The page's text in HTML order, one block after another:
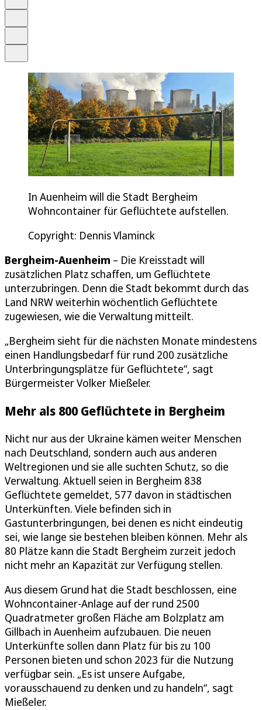
In Auenheim will die Stadt Bergheim
Wohncontainer für Geflüchtete aufstellen.
Copyright: Dennis Vlaminck
Bergheim-Auenheim – Die Kreisstadt will
zusätzlichen Platz schaffen, um Geflüchtete
unterzubringen. Denn die Stadt bekommt durch das
Land NRW weiterhin wöchentlich Geflüchtete
zugewiesen, wie die Verwaltung mitteilt.
„Bergheim sieht für die nächsten Monate mindestens
einen Handlungsbedarf für rund 200 zusätzliche
Unterbringungsplätze für Geflüchtete“, sagt
Bürgermeister Volker Mießeler.
Mehr als 800 Geflüchtete in Bergheim
Nicht nur aus der Ukraine kämen weiter Menschen
nach Deutschland, sondern auch aus anderen
Weltregionen und sie alle suchten Schutz, so die
Verwaltung. Aktuell seien in Bergheim 838
Geflüchtete gemeldet, 577 davon in städtischen
Unterkünften. Viele befinden sich in
Gastunterbringungen, bei denen es nicht eindeutig
sei, wie lange sie bestehen bleiben können. Mehr als
80 Plätze kann die Stadt Bergheim zurzeit jedoch
nicht mehr an Kapazität zur Verfügung stellen.
Aus diesem Grund hat die Stadt beschlossen, eine
Wohncontainer-Anlage auf der rund 2500
Quadratmeter großen Fläche am Bolzplatz am
Gillbach in Auenheim aufzubauen. Die neuen
Unterkünfte sollen dann Platz für bis zu 100
Personen bieten und schon 2023 für die Nutzung
verfügbar sein. „Es ist unsere Aufgabe,
vorausschauend zu denken und zu handeln“, sagt
Mießeler.